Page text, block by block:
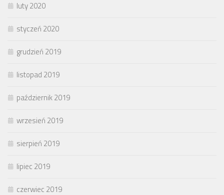
luty 2020
styczeń 2020
grudzień 2019
listopad 2019
październik 2019
wrzesień 2019
sierpień 2019
lipiec 2019
czerwiec 2019